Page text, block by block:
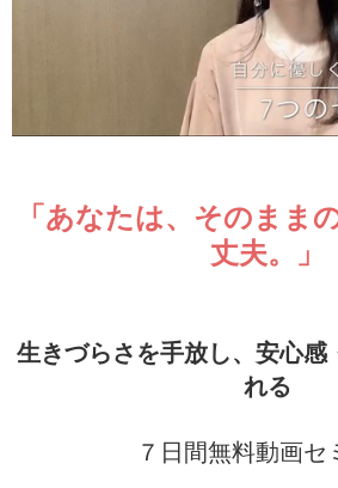
「あなたは、そのまま
丈夫。」
生きづらさを手放し、安心感
れる
７日間無料動画セ